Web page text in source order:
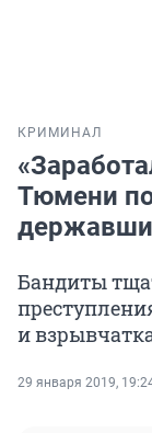
КРИМИНАЛ
Тюмени
Бандиты
и
29 января 2019,